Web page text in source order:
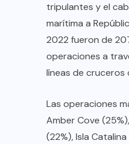
tripulantes y el
marítima a
2022 fueron de
operaciones a
líneas de cruceros
Las operaciones
Amber Cove
(22%), Isla